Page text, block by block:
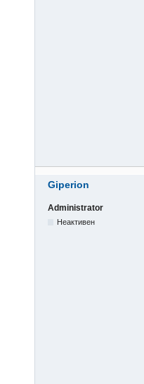
Giperion
Administrator
Неактивен